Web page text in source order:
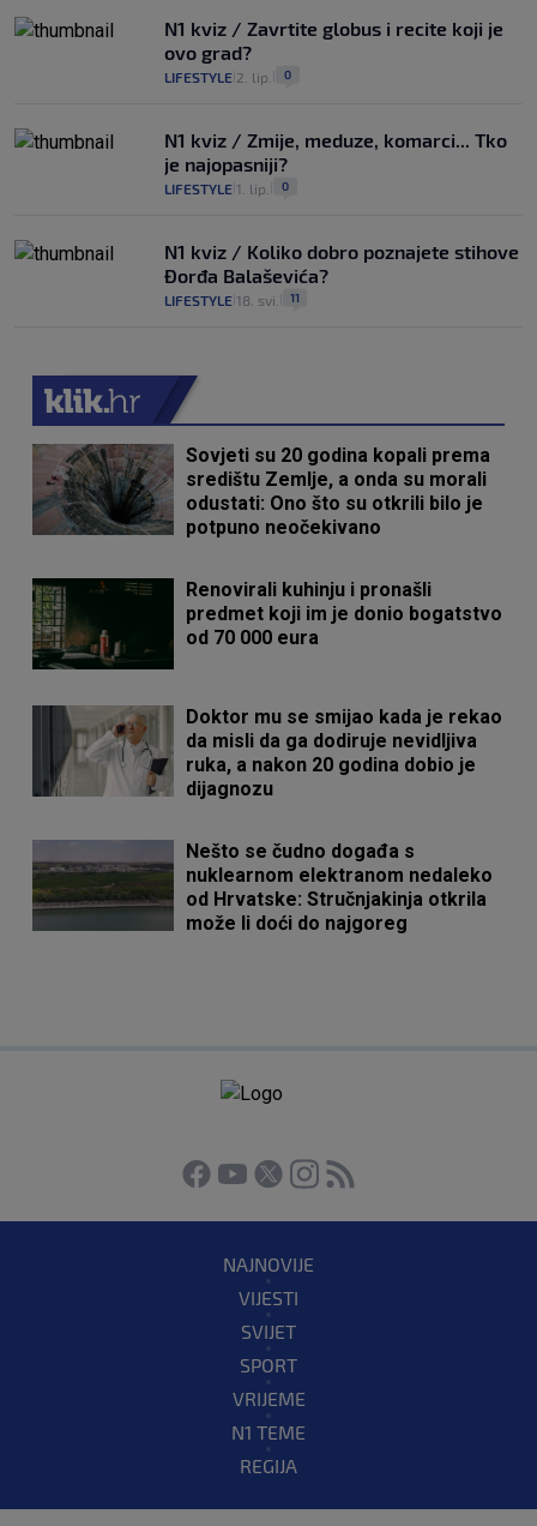
N1 kviz / Zavrtite globus i recite koji je
ovo grad?
LIFESTYLE 2. lip. 0
N1 kviz / Zmije, meduze, komarci... Tko
je najopasniji?
LIFESTYLE 1. lip. 0
N1 kviz / Koliko dobro poznajete stihove
Đorđa Balaševića?
LIFESTYLE 18. svi. 11
Sovjeti su 20 godina kopali prema
središtu Zemlje, a onda su morali
odustati: Ono što su otkrili bilo je
potpuno neočekivano
Renovirali kuhinju i pronašli
predmet koji im je donio bogatstvo
od 70 000 eura
Doktor mu se smijao kada je rekao
da misli da ga dodiruje nevidljiva
ruka, a nakon 20 godina dobio je
dijagnozu
Nešto se čudno događa s
nuklearnom elektranom nedaleko
od Hrvatske: Stručnjakinja otkrila
može li doći do najgoreg
NAJNOVIJE
VIJESTI
SVIJET
SPORT
VRIJEME
N1 TEME
REGIJA